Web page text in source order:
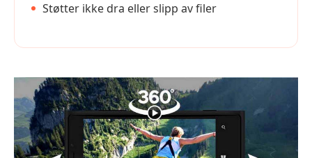
Støtter ikke dra eller slipp av filer